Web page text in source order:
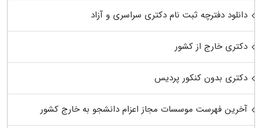
دانلود دفترچه ثبت نام دکتری سراسری و آزاد
دکتری خارج از کشور
دکتری بدون کنکور پردیس
آخرین فهرست موسسات مجاز اعزام دانشجو به خارج کشور